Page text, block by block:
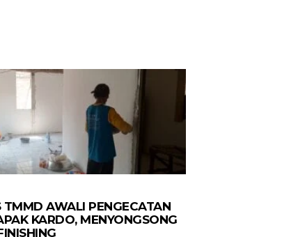
TMMD AWALI PENGECATAN
KARDO, MENYONGSONG